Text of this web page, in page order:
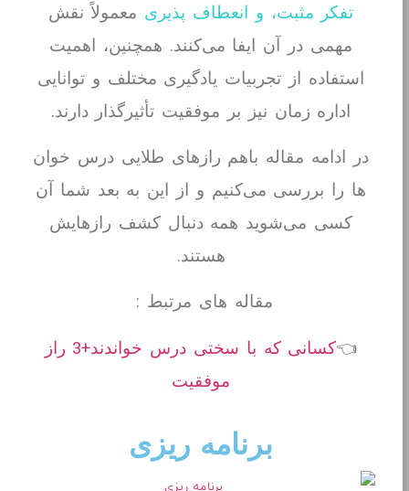
تفکر مثبت، و انعطاف پذیریمعمولاً نقش
مهمی در آن ایفا می‌کنند. همچنین، اهمیت
استفاده از تجربیات یادگیری مختلف و توانایی
اداره زمان نیز بر موفقیت تأثیرگذار دارند.
در ادامه مقاله باهم رازهای طلایی درس خوان
ها را بررسی می‌کنیم و از این به بعد شما آن
کسی می‌شوید همه دنبال کشف رازهایش
هستند.
مقاله های مرتبط :
👈
کسانی که با سختی درس خواندند+3 راز
موفقیت
برنامه ریزی